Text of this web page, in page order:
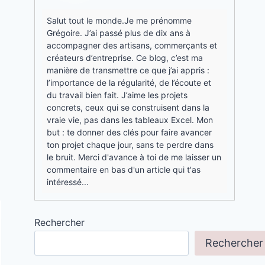
Salut tout le monde.Je me prénomme
Grégoire. J’ai passé plus de dix ans à
accompagner des artisans, commerçants et
créateurs d’entreprise. Ce blog, c’est ma
manière de transmettre ce que j’ai appris :
l’importance de la régularité, de l’écoute et
du travail bien fait. J’aime les projets
concrets, ceux qui se construisent dans la
vraie vie, pas dans les tableaux Excel. Mon
but : te donner des clés pour faire avancer
ton projet chaque jour, sans te perdre dans
le bruit. Merci d'avance à toi de me laisser un
commentaire en bas d'un article qui t'as
intéressé...
Rechercher
Rechercher